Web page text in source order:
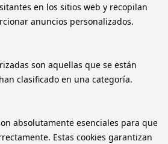
en los sitios web y recopilan
anuncios personalizados.
son aquellas que se están
clasificado en una categoría.
absolutamente esenciales para que
Estas cookies garantizan